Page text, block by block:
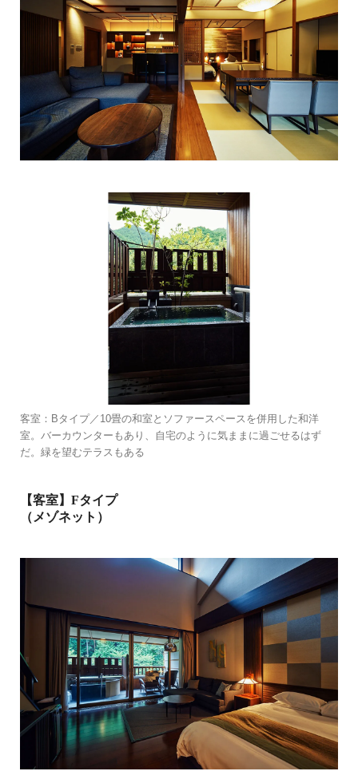
客室：Bタイプ／10畳の和室とソファースペースを併用した和洋
室。バーカウンターもあり、自宅のように気ままに過ごせるはず
だ。緑を望むテラスもある
【客室】Fタイプ
（メゾネット）